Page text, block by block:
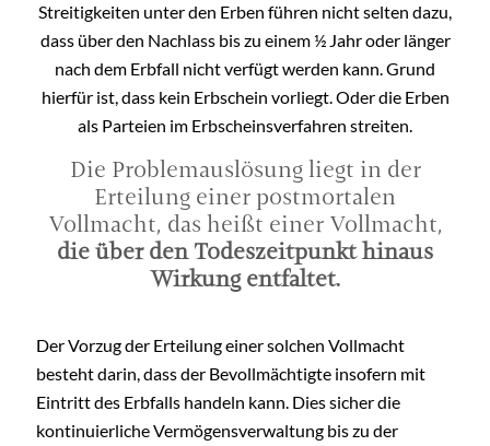
Streitigkeiten unter den Erben führen nicht selten dazu,
dass über den Nachlass bis zu einem ½ Jahr oder länger
nach dem Erbfall nicht verfügt werden kann. Grund
hierfür ist, dass kein Erbschein vorliegt. Oder die Erben
als Parteien im Erbscheinsverfahren streiten.
Die Problemauslösung liegt in der
Erteilung einer postmortalen
Vollmacht, das heißt einer Vollmacht,
die über den Todeszeitpunkt hinaus
Wirkung entfaltet.
Der Vorzug der Erteilung einer solchen Vollmacht
besteht darin, dass der Bevollmächtigte insofern mit
Eintritt des Erbfalls handeln kann. Dies sicher die
kontinuierliche Vermögensverwaltung bis zu der